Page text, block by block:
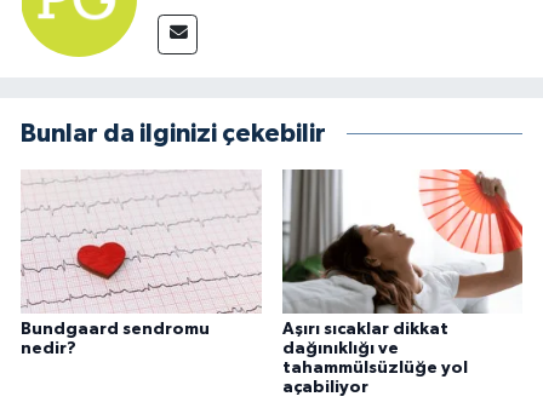
Bunlar da ilginizi çekebilir
Bundgaard sendromu
nedir?
Aşırı sıcaklar dikkat
dağınıklığı ve
tahammülsüzlüğe yol
açabiliyor